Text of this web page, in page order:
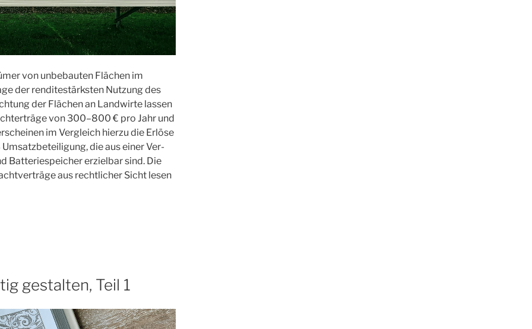
von unbe­bau­ten Flä­chen im
der ren­di­te­stärks­ten Nut­zung des
der Flä­chen an Land­wir­te las­sen
von 300–800 € pro Jahr und
im Ver­gleich hier­zu die Erlö­se
die aus einer Ver­
Bat­te­rie­spei­cher erziel­bar sind. Die
aus recht­li­cher Sicht lesen
gestalten, Teil 1